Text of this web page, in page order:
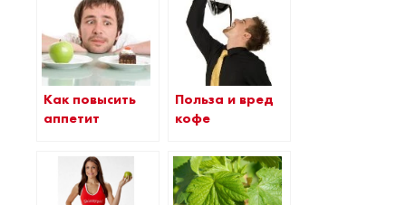
Как повысить
аппетит
Польза и вред
кофе